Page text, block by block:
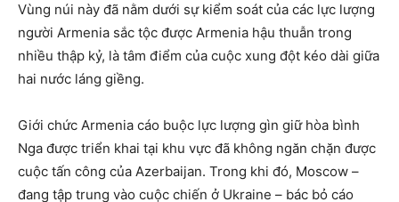
Vùng núi này đã nằm dưới sự kiểm soát của các lực lượng
người Armenia sắc tộc được Armenia hậu thuẫn trong
nhiều thập kỷ, là tâm điểm của cuộc xung đột kéo dài giữa
hai nước láng giềng.
Giới chức Armenia cáo buộc lực lượng gìn giữ hòa bình
Nga được triển khai tại khu vực đã không ngăn chặn được
cuộc tấn công của Azerbaijan. Trong khi đó, Moscow –
đang tập trung vào cuộc chiến ở Ukraine – bác bỏ cáo